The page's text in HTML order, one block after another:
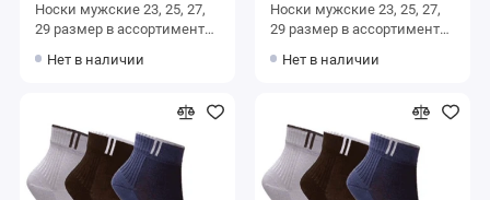
Носки мужские 23, 25, 27,
29 размер в ассортименте
Нет в наличии
Носки мужские 23, 25, 27,
29 размер в ассортименте
Нет в наличии